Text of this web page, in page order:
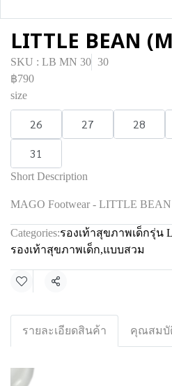
LITTLE BEAN
SKU : LB MN 30 30
฿790
size
26 27 28
31
Short Description
MAGO Footwear - LITTLE
Categories:รองเท้าสุขภาพเด็กรุ่น
รองเท้าสุขภาพเด็ก,แบบสวม
Share
รายละเอียดสินค้า คุณสมบั